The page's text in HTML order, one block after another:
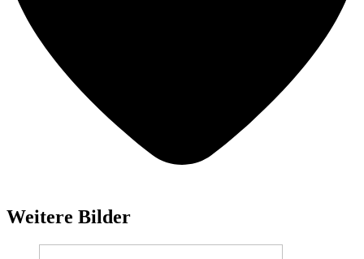
Weitere Bilder